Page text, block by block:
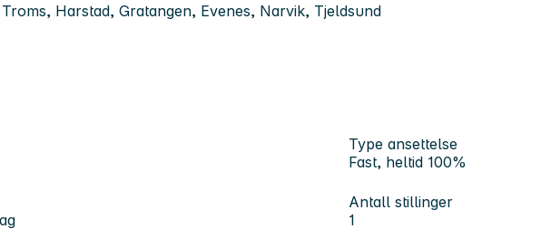
Harstad, Gratangen, Evenes, Narvik, Tjeldsund
Type ansettelse
Fast, heltid 100%
Antall stillinger
1